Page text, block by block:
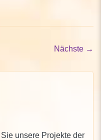
Nächste →
unsere Projekte der